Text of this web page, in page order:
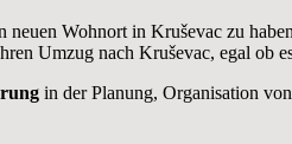
neuen Wohnort in Kruševac zu
Umzug nach Kruševac, egal ob
in der Planung, Organisation